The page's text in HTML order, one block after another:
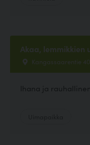
Akaa, lemmikkien
Kangassaarentie
Ihana ja